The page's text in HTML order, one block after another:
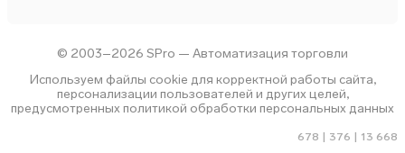
© 2003–2026 SPro — Автоматизация торговли
Используем файлы cookie для корректной работы сайта,
персонализации пользователей и других целей,
предусмотренных политикой обработки персональных данных
678 | 376 | 13 668